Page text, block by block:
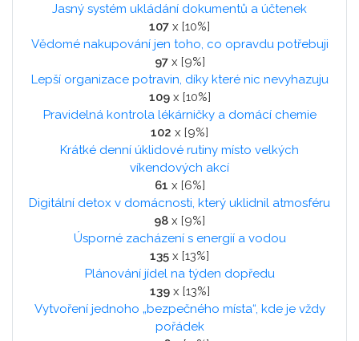
Jasný systém ukládání dokumentů a účtenek
107 x [10%]
Vědomé nakupování jen toho, co opravdu potřebuji
97x [9%]
Lepší organizace potravin, díky které nic nevyhazuju
109x [10%]
Pravidelná kontrola lékárničky a domácí chemie
102 x [9%]
Krátké denní úklidové rutiny místo velkých
víkendových akcí
61 x [6%]
Digitální detox v domácnosti, který uklidnil atmosféru
98 x [9%]
Úsporné zacházení s energií a vodou
135 x [13%]
Plánování jídel na týden dopředu
139x [13%]
Vytvoření jednoho „bezpečného místa“, kde je vždy
pořádek